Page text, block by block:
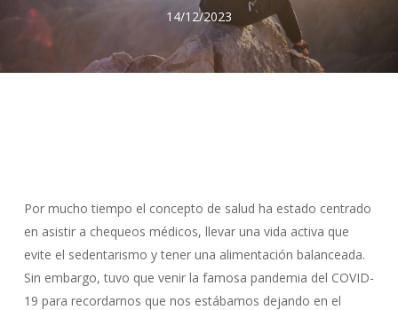
14/12/2023
Por mucho tiempo el concepto de salud ha estado centrado
en asistir a chequeos médicos, llevar una vida activa que
evite el sedentarismo y tener una alimentación balanceada.
Sin embargo, tuvo que venir la famosa pandemia del COVID-
19 para recordarnos que nos estábamos dejando en el